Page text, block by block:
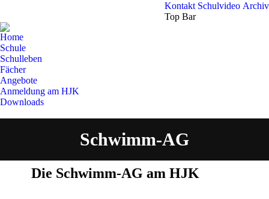
Kon­takt Schul­vi­deo Archiv
Top Bar
Home
Schu­le
Schul­le­ben
Fächer
Ange­bo­te
Anmel­dung am HJK
Down­loads
Search:
Schwimm-AG
Sie befinden sich hier:
Die Schwimm-AG am HJK